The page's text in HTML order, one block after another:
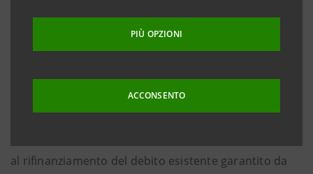
PIÙ OPZIONI
ACCONSENTO
al rifinanziamento del debito esistente garantito da